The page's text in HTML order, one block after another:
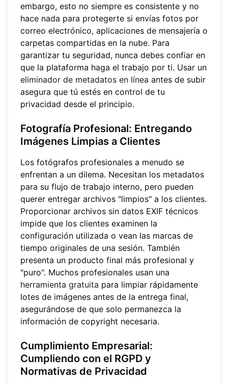
embargo, esto no siempre es consistente y no
hace nada para protegerte si envías fotos por
correo electrónico, aplicaciones de mensajería o
carpetas compartidas en la nube. Para
garantizar tu seguridad, nunca debes confiar en
que la plataforma haga el trabajo por ti. Usar un
eliminador de metadatos en línea antes de subir
asegura que tú estés en control de tu
privacidad desde el principio.
Fotografía Profesional: Entregando
Imágenes Limpias a Clientes
Los fotógrafos profesionales a menudo se
enfrentan a un dilema. Necesitan los metadatos
para su flujo de trabajo interno, pero pueden
querer entregar archivos "limpios" a los clientes.
Proporcionar archivos sin datos EXIF técnicos
impide que los clientes examinen la
configuración utilizada o vean las marcas de
tiempo originales de una sesión. También
presenta un producto final más profesional y
"puro". Muchos profesionales usan una
herramienta gratuita para limpiar rápidamente
lotes de imágenes antes de la entrega final,
asegurándose de que solo permanezca la
información de copyright necesaria.
Cumplimiento Empresarial:
Cumpliendo con el RGPD y
Normativas de Privacidad